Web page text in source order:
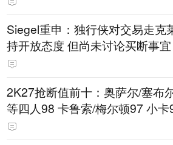
Siegel重申：独行侠对交易走克
持开放态度 但尚未讨论买断事宜
2K27抢断值前十：奥萨尔/塞布
等四人98 卡鲁索/梅尔顿97 小卡